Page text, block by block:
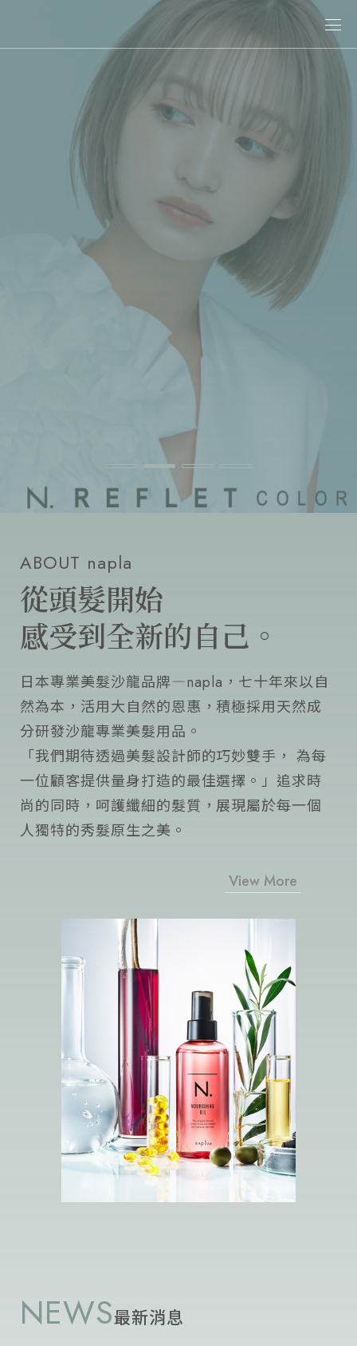
最新消息
專業燙髮
沙龍系統式護髮
造型系列
其他商品
美髮課程
流行趨勢
產品通路
人才招募
ABOUT napla
從頭髮開始
感受到全新的自己。
日本專業美髮沙龍品牌―napla，七十年來以自
然為本，活用大自然的恩惠，積極採用天然成
分研發沙龍專業美髮用品。
「我們期待透過美髮設計師的巧妙雙手， 為每
一位顧客提供量身打造的最佳選擇。」追求時
尚的同時，呵護纖細的髮質，展現屬於每一個
人獨特的秀髮原生之美。
View More
NEWS最新消息